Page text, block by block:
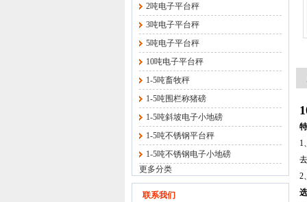
2吨电子平台秤
3吨电子平台秤
5吨电子平台秤
10吨电子平台秤
1-5吨畜牧秤
1-5吨围栏称猪磅
1-5吨斜坡电子小地磅
1-5吨不锈钢平台秤
1-5吨不锈钢电子小地磅
更多分类
联系我们
1
2